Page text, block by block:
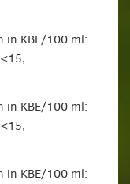
in KBE/100 ml:
in KBE/100 ml:
in KBE/100 ml: